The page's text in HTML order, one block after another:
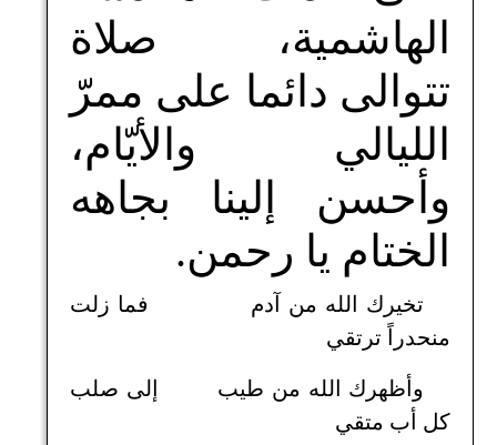
الهاشمية، صلاة
تتوالى دائما على ممرّ
الليالي والأيّام،
وأحسن إلينا بجاهه
الختام يا رحمن.
تخيرك الله من آدم فما زلت
منحدراً ترتقي
وأظهرك الله من طيب إلى صلب
كل أب متقي